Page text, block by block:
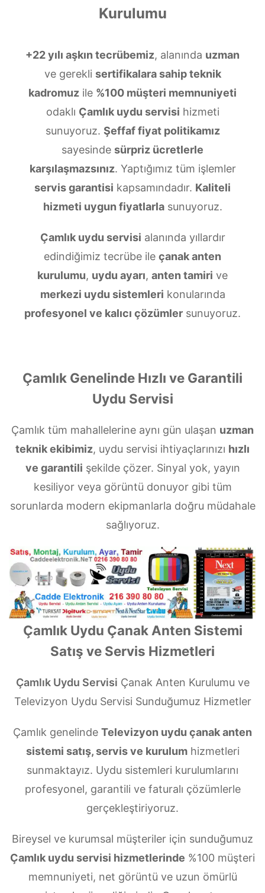
Kurulumu
+22 yılı aşkın tecrübemiz, alanında uzman
ve gerekli sertifikalara sahip teknik
kadromuz ile %100 müşteri memnuniyeti
odaklı Çamlık uydu servisi hizmeti
sunuyoruz. Şeffaf fiyat politikamız
sayesinde sürpriz ücretlerle
karşılaşmazsınız. Yaptığımız tüm işlemler
servis garantisi kapsamındadır. Kaliteli
hizmeti uygun fiyatlarlasunuyoruz.
Çamlık uydu servisi alanında yıllardır
edindiğimiz tecrübe ile çanak anten
kurulumu, uydu ayarı, anten tamiri ve
merkezi uydu sistemleri konularında
profesyonel ve kalıcı çözümler sunuyoruz.
Çamlık Genelinde Hızlı ve Garantili
Uydu Servisi
Çamlık tüm mahallelerine aynı gün ulaşan uzman
teknik ekibimiz, uydu servisi ihtiyaçlarınızı hızlı
ve garantili şekilde çözer. Sinyal yok, yayın
kesiliyor veya görüntü donuyor gibi tüm
sorunlarda modern ekipmanlarla doğru müdahale
sağlıyoruz.
Çamlık Uydu Çanak Anten Sistemi
Satış ve Servis Hizmetleri
Çamlık Uydu Servisi Çanak Anten Kurulumu ve
Televizyon Uydu Servisi Sunduğumuz Hizmetler
Çamlık genelinde Televizyon uydu çanak anten
sistemi satış, servis ve kurulumhizmetleri
sunmaktayız. Uydu sistemleri kurulumlarını
profesyonel, garantili ve faturalı çözümlerle
gerçekleştiriyoruz.
Bireysel ve kurumsal müşteriler için sunduğumuz
Çamlık uydu servisi hizmetlerinde %100 müşteri
memnuniyeti, net görüntü ve uzun ömürlü